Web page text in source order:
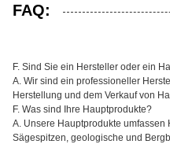
FAQ:
F. Sind Sie ein Hersteller oder ein
A. Wir sind ein professioneller
Herstellung und dem Verkauf von
F. Was sind Ihre Hauptprodukte?
A. Unsere Hauptprodukte
Sägespitzen, geologische und